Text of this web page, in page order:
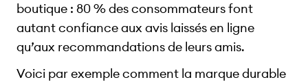
boutique : 80 % des consommateurs font
autant confiance aux avis laissés en ligne
qu’aux recommandations de leurs amis.
Voici par exemple comment la marque durable